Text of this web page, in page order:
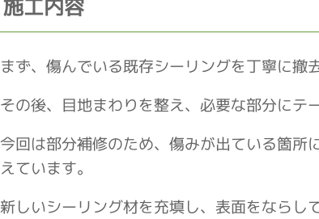
施工内容
まず、傷んでいる既存シーリングを丁寧に撤
その後、目地まわりを整え、必要な部分にテ
今回は部分補修のため、傷みが出ている箇所
えています。
新しいシーリング材を充填し、表面をならし